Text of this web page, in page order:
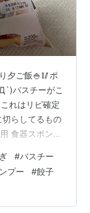
夕ご飯🍚🥢ポ
バスチーがこ
れはリピ確定
らしてるもの
食器スポンジ
日用品全部
庫系は面倒な
ハリボーのジ
り忘れてた ゴ
#バスチー
プー #餃子